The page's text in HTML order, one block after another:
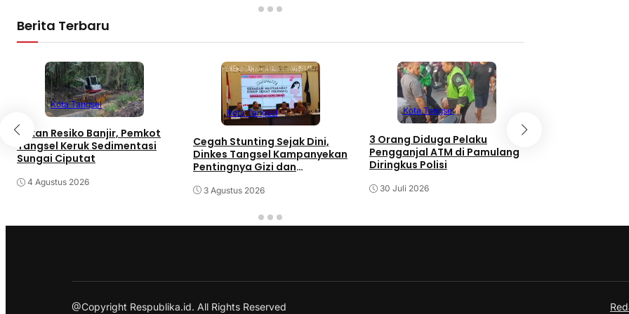
Berita Terbaru
Kota Tangsel
Tekan Resiko Banjir, Pemkot
Tangsel Keruk Sedimentasi
Sungai Ciputat
4 Agustus 2026
Kota Tangsel
Cegah Stunting Sejak Dini,
Dinkes Tangsel Kampanyekan
Pentingnya Gizi dan
3 Agustus 2026
Kota Tangsel
3 Orang Diduga Pelaku
Pengganjal ATM di Pamulang
Diringkus Polisi
30 Juli 2026
@Copyright Respublika.id. All Rights Reserved